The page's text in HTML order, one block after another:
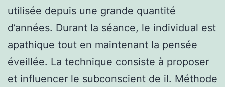
utilisée depuis une grande quantité
d’années. Durant la séance, le individual est
apathique tout en maintenant la pensée
éveillée. La technique consiste à proposer
et influencer le subconscient de il. Méthode